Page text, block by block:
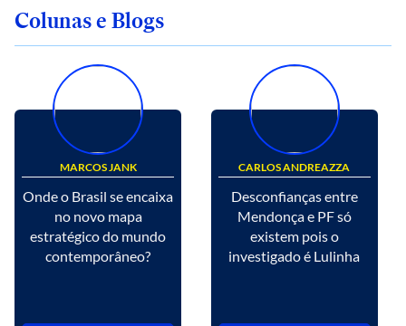
Colunas e Blogs
MARCOS JANK
Onde o Brasil se encaixa
no novo mapa
estratégico do mundo
contemporâneo?
CARLOS ANDREAZZA
Desconfianças entre
Mendonça e PF só
existem pois o
investigado é Lulinha